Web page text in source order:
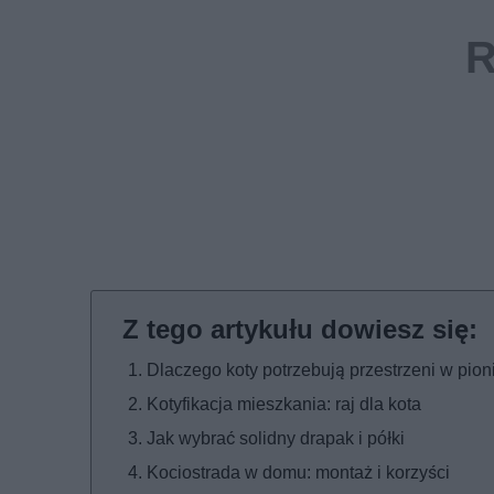
Dlaczego koty potrzebują przestrzeni w
Kotyfikacja mieszkania: raj dla kota
Jak wybrać solidny drapak i półki
Kociostrada w domu: montaż i korzyści